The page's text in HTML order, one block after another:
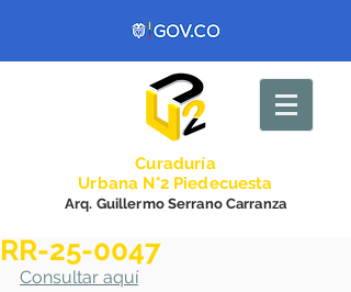
Curaduría
Urbana N°2 Piedecuesta
Arq. Guillermo Serrano Carranza
RR-25-0047
Consultar aquí